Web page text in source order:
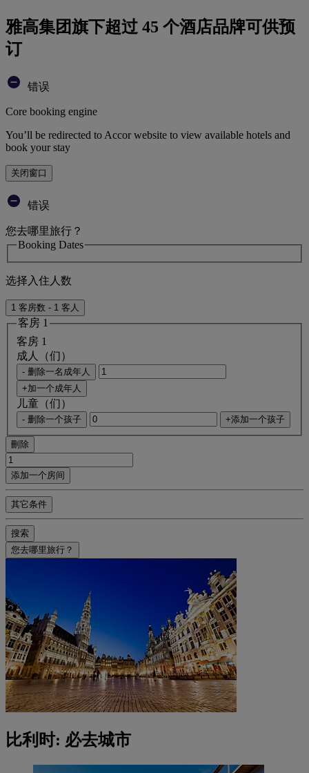
雅高集团旗下超过 45 个酒店品牌可供预
订
错误
Core booking engine
You’ll be redirected to Accor website to view available hotels and
book your stay
关闭窗口
错误
您去哪里旅行？
Booking Dates
选择入住人数
1 客房数 - 1 客人
客房 1
客房 1
成人（们）
- 删除一名成年人
+加一个成年人
儿童（们）
- 删除一个孩子 +添加一个孩子
刪除
添加一个房间
其它条件
搜索
您去哪里旅行？
比利时: 必去城市